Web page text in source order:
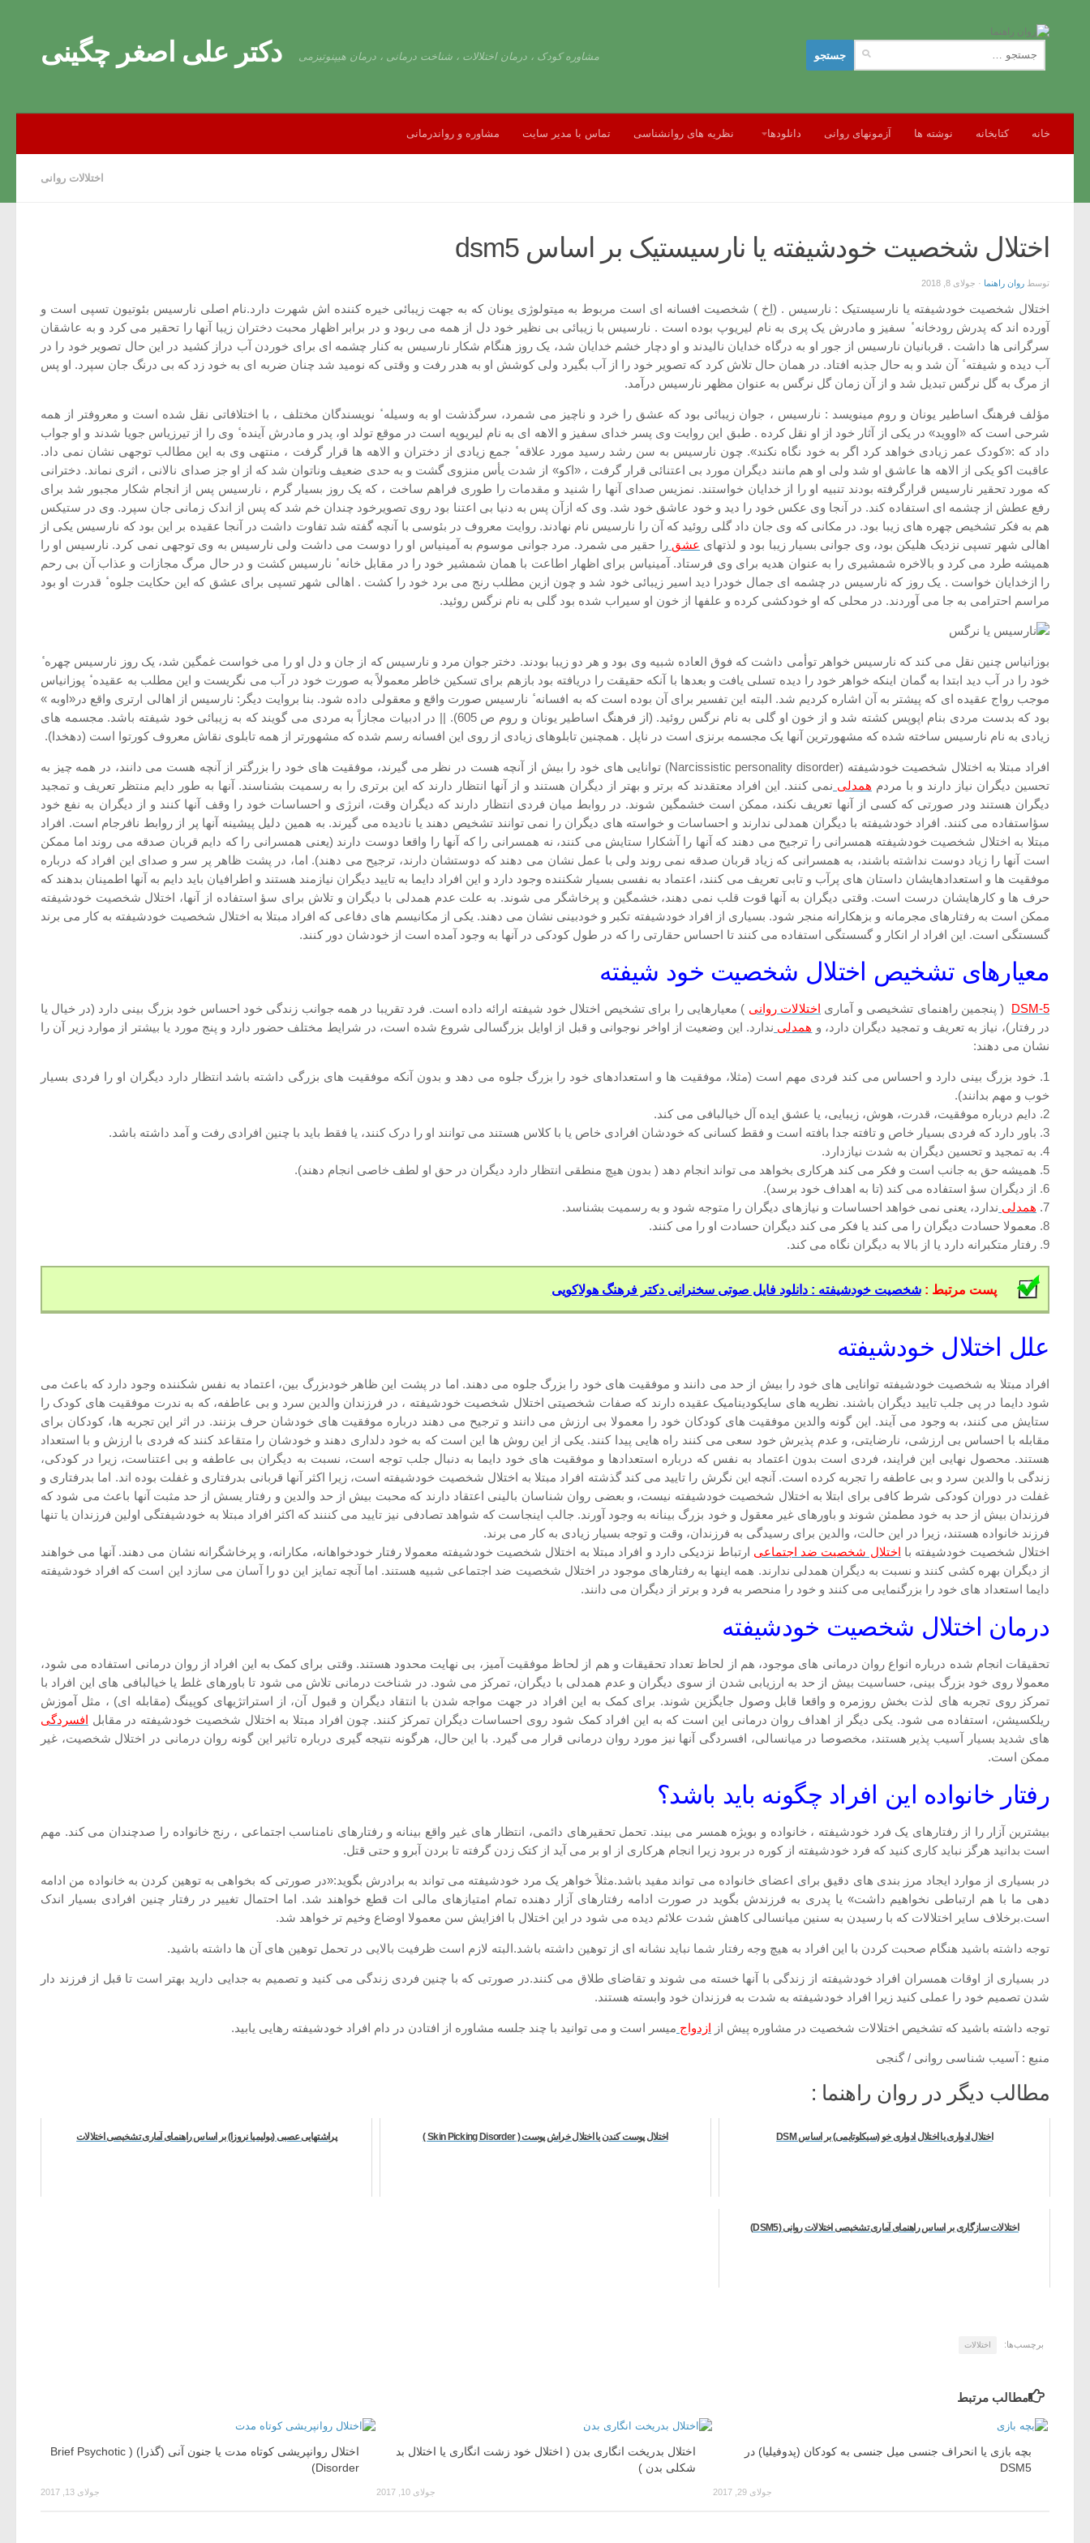
دکتر علی اصغر چگینی مشاوره کودک ، درمان اختلالات ، شناخت درمانی ، درمان هیپنوتیزمی
برای:
خانه کتابخانه نوشته ها آزمونهای روانی دانلودها نظریه های روانشناسی تماس با مدیر سایت مشاوره و رواندرمانی
اختلالات روانی
اختلال شخصیت خودشیفته یا نارسیستیک بر اساس dsm5
توسط روان راهنما · جولای 8, 2018
اختلال شخصیت خودشیفته یا نارسیستیک : نارسیس . (اِخ ) شخصیت افسانه ای است مربوط به میتولوژی یونان که به جهت زیبائی خیره کننده اش شهرت دارد.نام اصلی نارسیس بئوتیون تسپی است و
آورده اند که پدرش رودخانه ٔ سفیز و مادرش یک پری به نام لیریوپ بوده است . نارسیس با زیبائی بی نظیر خود دل از همه می ربود و در برابر اظهار محبت دختران زیبا آنها را تحقیر می کرد و به عاشقان
سرگرانی ها داشت . قربانیان نارسیس از جور او به درگاه خدایان نالیدند و او دچار خشم خدایان شد، یک روز هنگام شکار نارسیس به کنار چشمه ای برای خوردن آب دراز کشید در این حال تصویر خود را در
آب دیده و شیفته ٔ آن شد و به حال جذبه افتاد. در همان حال تلاش کرد که تصویر خود را از آب بگیرد ولی کوشش او به هدر رفت و وقتی که نومید شد چنان ضربه ای به خود زد که بی درنگ جان سپرد. او پس
از مرگ به گل نرگس تبدیل شد و از آن زمان گل نرگس به عنوان مظهر نارسیس درآمد.
مؤلف فرهنگ اساطیر یونان و روم مینویسد : نارسیس ، جوان زیبائی بود که عشق را خرد و ناچیز می شمرد، سرگذشت او به وسیله ٔ نویسندگان مختلف ، با اختلافاتی نقل شده است و معروفتر از همه
شرحی است که «اووید» در یکی از آثار خود از او نقل کرده . طبق این روایت وی پسر خدای سفیز و الاهه ای به نام لیریوپه است در موقع تولد او، پدر و مادرش آینده ٔ وی را از تیرزیاس جویا شدند و او جواب
داد که :«کودک عمر زیادی خواهد کرد اگر به خود نگاه نکند». چون نارسیس به سن رشد رسید مورد علاقه ٔ جمع زیادی از دختران و الاهه ها قرار گرفت ، منتهی وی به این مطالب توجهی نشان نمی داد.
عاقبت اکو یکی از الاهه ها عاشق او شد ولی او هم مانند دیگران مورد بی اعتنائی قرار گرفت ، «اکو» از شدت یأس منزوی گشت و به حدی ضعیف وناتوان شد که از او جز صدای نالانی ، اثری نماند. دخترانی
که مورد تحقیر نارسیس قرارگرفته بودند تنبیه او را از خدایان خواستند. نمزیس صدای آنها را شنید و مقدمات را طوری فراهم ساخت ، که یک روز بسیار گرم ، نارسیس پس از انجام شکار مجبور شد برای
رفع عطش از چشمه ای استفاده کند. در آنجا وی عکس خود را دید و خود عاشق خود شد. وی که ازآن پس به دنیا بی اعتنا بود روی تصویرخود چندان خم شد که پس از اندک زمانی جان سپرد. وی در ستیکس
هم به فکر تشخیص چهره های زیبا بود. در مکانی که وی جان داد گلی روئید که آن را نارسیس نام نهادند. روایت معروف در بئوسی با آنچه گفته شد تفاوت داشت در آنجا عقیده بر این بود که نارسیس یکی از
اهالی شهر تسپی نزدیک هلیکن بود، وی جوانی بسیار زیبا بود و لذتهای عشق را حقیر می شمرد. مرد جوانی موسوم به آمینیاس او را دوست می داشت ولی نارسیس به وی توجهی نمی کرد. نارسیس او را
همیشه طرد می کرد و بالاخره شمشیری را به عنوان هدیه برای وی فرستاد. آمینیاس برای اظهار اطاعت با همان شمشیر خود را در مقابل خانه ٔ نارسیس کشت و در حال مرگ مجازات و عذاب آن بی رحم
را ازخدایان خواست . یک روز که نارسیس در چشمه ای جمال خودرا دید اسیر زیبائی خود شد و چون ازین مطلب رنج می برد خود را کشت . اهالی شهر تسپی برای عشق که این حکایت جلوه ٔ قدرت او بود
مراسم احترامی به جا می آوردند. در محلی که او خودکشی کرده و علفها از خون او سیراب شده بود گلی به نام نرگس روئید.
بوزانیاس چنین نقل می کند که نارسیس خواهر توأمی داشت که فوق العاده شبیه وی بود و هر دو زیبا بودند. دختر جوان مرد و نارسیس که از جان و دل او را می خواست غمگین شد، یک روز نارسیس چهره ٔ
خود را در آب دید ابتدا به گمان اینکه خواهر خود را دیده تسلی یافت و بعدها با آنکه حقیقت را دریافته بود بازهم برای تسکین خاطر معمولاً به صورت خود در آب می نگریست و این مطلب به عقیده ٔ پوزانیاس
موجب رواج عقیده ای که پیشتر به آن اشاره کردیم شد. البته این تفسیر برای آن بوده است که به افسانه ٔ نارسیس صورت واقع و معقولی داده شود. بنا بروایت دیگر: نارسیس از اهالی ارتری واقع در«اوبه »
بود که بدست مردی بنام اپوپس کشته شد و از خون او گلی به نام نرگس روئید. (از فرهنگ اساطیر یونان و روم ص 605). || در ادبیات مجازاً به مردی می گویند که به زیبائی خود شیفته باشد. مجسمه های
زیادی به نام نارسیس ساخته شده که مشهورترین آنها یک مجسمه برنزی است در ناپل . همچنین تابلوهای زیادی از روی این افسانه رسم شده که مشهورتر از همه تابلوی نقاش معروف کورتوا است (دهخدا).
افراد مبتلا به اختلال شخصیت خودشیفته (Narcissistic personality disorder) توانایی های خود را بیش از آنچه هست در نظر می گیرند، موفقیت های خود را بزرگتر از آنچه هست می دانند، در همه چیز به
تحسین دیگران نیاز دارند و با مردم همدلی نمی کنند. این افراد معتقدند که برتر و بهتر از دیگران هستند و از آنها انتظار دارند که این برتری را به رسمیت بشناسند. آنها به طور دایم منتظر تعریف و تمجید
دیگران هستند ودر صورتی که کسی از آنها تعریف نکند، ممکن است خشمگین شوند. در روابط میان فردی انتظار دارند که دیگران وقت، انرژی و احساسات خود را وقف آنها کنند و از دیگران به نفع خود
سؤاستفاده می کنند. افراد خودشیفته با دیگران همدلی ندارند و احساسات و خواسته های دیگران را نمی توانند تشخیص دهند یا نادیده می گیرند. به همین دلیل پیشینه آنها پر از روابط نافرجام است. افراد
مبتلا به اختلال شخصیت خودشیفته همسرانی را ترجیح می دهند که آنها را آشکارا ستایش می کنند، نه همسرانی را که آنها را واقعا دوست دارند (یعنی همسرانی را که دایم قربان صدقه می روند اما ممکن
است آنها را زیاد دوست نداشته باشند، به همسرانی که زیاد قربان صدقه نمی روند ولی با عمل نشان می دهند که دوستشان دارند، ترجیح می دهند). اما، در پشت ظاهر پر سر و صدای این افراد که درباره
موفقیت ها و استعدادهایشان داستان های پرآب و تابی تعریف می کنند، اعتماد به نفسی بسیار شکننده وجود دارد و این افراد دایما به تایید دیگران نیازمند هستند و اطرافیان باید دایم به آنها اطمینان بدهند که
حرف ها و کارهایشان درست است. وقتی دیگران به آنها قوت قلب نمی دهند، خشمگین و پرخاشگر می شوند. به علت عدم همدلی با دیگران و تلاش برای سؤ استفاده از آنها، اختلال شخصیت خودشیفته
ممکن است به رفتارهای مجرمانه و بزهکارانه منجر شود. بسیاری از افراد خودشیفته تکبر و خودبینی نشان می دهند. یکی از مکانیسم های دفاعی که افراد مبتلا به اختلال شخصیت خودشیفته به کار می برند
گسستگی است. این افراد ار انکار و گسستگی استفاده می کنند تا احساس حقارتی را که در طول کودکی در آنها به وجود آمده است از خودشان دور کنند.
معیارهای تشخیص اختلال شخصیت خود شیفته
DSM-5 ( پنجمین راهنمای تشخیصی و آماری اختلالات روانی ) معیارهایی را برای تشخیص اختلال خود شیفته ارائه داده است. فرد تقریبا در همه جوانب زندگی خود احساس خود بزرگ بینی دارد (در خیال یا
در رفتار)، نیاز به تعریف و تمجید دیگران دارد، و همدلی ندارد. این وضعیت از اواخر نوجوانی و قبل از اوایل بزرگسالی شروع شده است، در شرایط مختلف حضور دارد و پنج مورد یا بیشتر از موارد زیر آن را
نشان می دهند:
1. خود بزرگ بینی دارد و احساس می کند فردی مهم است (مثلا، موفقیت ها و استعدادهای خود را بزرگ جلوه می دهد و بدون آنکه موفقیت های بزرگی داشته باشد انتظار دارد دیگران او را فردی بسیار
خوب و مهم بدانند).
2. دایم درباره موفقیت، قدرت، هوش، زیبایی، یا عشق ایده آل خیالبافی می کند.
3. باور دارد که فردی بسیار خاص و تافته جدا بافته است و فقط کسانی که خودشان افرادی خاص یا با کلاس هستند می توانند او را درک کنند، یا فقط باید با چنین افرادی رفت و آمد داشته باشد.
4. به تمجید و تحسین دیگران به شدت نیازدارد.
5. همیشه حق به جانب است و فکر می کند هرکاری بخواهد می تواند انجام دهد ( بدون هیچ منطقی انتظار دارد دیگران در حق او لطف خاصی انجام دهند).
6. از دیگران سؤ استفاده می کند (تا به اهداف خود برسد).
7. همدلی ندارد، یعنی نمی خواهد احساسات و نیازهای دیگران را متوجه شود و به رسمیت بشناسد.
8. معمولا حسادت دیگران را می کند یا فکر می کند دیگران حسادت او را می کنند.
9. رفتار متکبرانه دارد یا از بالا به دیگران نگاه می کند.
پست مرتبط :شخصیت خودشیفته : دانلود فایل صوتی سخنرانی دکتر فرهنگ هولاکویی
علل اختلال خودشیفته
افراد مبتلا به شخصیت خودشیفته توانایی های خود را بیش از حد می دانند و موفقیت های خود را بزرگ جلوه می دهند. اما در پشت این ظاهر خودبزرگ بین، اعتماد به نفس شکننده وجود دارد که باعث می
شود دایما در پی جلب تایید دیگران باشند. نظریه های سایکودینامیک عقیده دارند که صفات شخصیتی اختلال شخصیت خودشیفته ، در فرزندان والدین سرد و بی عاطفه، که به ندرت موفقیت های کودک را
ستایش می کنند، به وجود می آیند. این گونه والدین موفقیت های کودکان خود را معمولا بی ارزش می دانند و ترجیح می دهند درباره موفقیت های خودشان حرف بزنند. در اثر این تجربه ها، کودکان برای
مقابله با احساس بی ارزشی، نارضایتی، و عدم پذیرش خود سعی می کنند راه هایی پیدا کنند. یکی از این روش ها این است که به خود دلداری دهند و خودشان را متقاعد کنند که فردی با ارزش و با استعداد
هستند. محصول نهایی این فرایند، فردی است بدون اعتماد به نفس که درباره استعدادها و موفقیت های خود دایما به دنبال جلب توجه است، نسبت به دیگران بی عاطفه و بی اعتناست، زیرا در کودکی،
زندگی با والدین سرد و بی عاطفه را تجربه کرده است. آنچه این نگرش را تایید می کند گذشته افراد مبتلا به اختلال شخصیت خودشیفته است، زیرا اکثر آنها قربانی بدرفتاری و غفلت بوده اند. اما بدرفتاری و
غفلت در دوران کودکی شرط کافی برای ابتلا به اختلال شخصیت خودشیفته نیست، و بعضی روان شناسان بالینی اعتقاد دارند که محبت بیش از حد والدین و رفتار یسش از حد مثبت آنها باعث می شود که
فرزندان بیش از حد به خود مطمئن شوند و باورهای غیر معقول و خود بزرگ بینانه به وجود آورند. جالب اینجاست که شواهد تصادفی نیز تایید می کننند که اکثر افراد مبتلا به خودشیفتگی اولین فرزندان یا تنها
فرزند خانواده هستند، زیرا در این حالت، والدین برای رسیدگی به فرزندان، وقت و توجه بسیار زیادی به کار می برند.
اختلال شخصیت خودشیفته با اختلال شخصیت ضد اجتماعی ارتباط نزدیکی دارد و افراد مبتلا به اختلال شخصیت خودشیفته معمولا رفتار خودخواهانه، مکارانه، و پرخاشگرانه نشان می دهند. آنها می خواهند
از دیگران بهره کشی کنند و نسبت به دیگران همدلی ندارند. همه اینها به رفتارهای موجود در اختلال شخصیت ضد اجتماعی شبیه هستند. اما آنچه تمایز این دو را آسان می سازد این است که افراد خودشیفته
دایما استعداد های خود را بزرگنمایی می کنند و خود را منحصر به فرد و برتر از دیگران می دانند.
درمان اختلال شخصیت خودشیفته
تحقیقات انجام شده درباره انواع روان درمانی های موجود، هم از لحاظ تعداد تحقیقات و هم از لحاظ موفقیت آمیز، بی نهایت محدود هستند. وقتی برای کمک به این افراد از روان درمانی استفاده می شود،
معمولا روی خود بزرگ بینی، حساسیت بیش از حد به ارزیابی شدن از سوی دیگران و عدم همدلی با دیگران، تمرکز می شود. در شناخت درمانی تلاش می شود تا باورهای غلط یا خیالبافی های این افراد با
تمرکز روی تجربه های لذت بخش روزمره و واقعا قابل وصول جایگزین شوند. برای کمک به این افراد در جهت مواجه شدن با انتقاد دیگران و قبول آن، از استراتژیهای کوپینگ (مقابله ای) ، مثل آموزش
ریلکسیشن، استفاده می شود. یکی دیگر از اهداف روان درمانی این است که به این افراد کمک شود روی احساسات دیگران تمرکز کنند. چون افراد مبتلا به اختلال شخصیت خودشیفته در مقابل
افسردگی
های شدید بسیار آسیب پذیر هستند، مخصوصا در میانسالی، افسردگی آنها نیز مورد روان درمانی قرار می گیرد. با این حال، هرگونه نتیجه گیری درباره تاثیر این گونه روان درمانی در اختلال شخصیت، غیر
ممکن است.
رفتار خانواده این افراد چگونه باید باشد؟
بیشترین آزار را از رفتارهای یک فرد خودشیفته ، خانواده و بویژه همسر می بیند. تحمل تحقیرهای دائمی، انتظار های غیر واقع بینانه و رفتارهای نامناسب اجتماعی ، رنج خانواده را صدچندان می کند. مهم
است بدانید هرگز نباید کاری کنید که فرد خودشیفته از کوره در برود زیرا انجام هرکاری از او بر می آید از کتک زدن گرفته تا بردن آبرو و حتی قتل.
در بسیاری از موارد ایجاد مرز بندی های دقیق برای اعضای خانواده می تواند مفید باشد.مثلاً خواهر یک مرد خودشیفته می تواند به برادرش بگوید:«در صورتی که بخواهی به توهین کردن به خانواده من ادامه
دهی ما با هم ارتباطی نخواهیم داشت» یا پدری به فرزندش بگوید در صورت ادامه رفتارهای آزار دهنده تمام امتیازهای مالی ات قطع خواهند شد. اما احتمال تغییر در رفتار چنین افرادی بسیار اندک
است.برخلاف سایر اختلالات که با رسیدن به سنین میانسالی کاهش شدت علائم دیده می شود در این اختلال با افزایش سن معمولا اوضاع وخیم تر خواهد شد.
توجه داشته باشید هنگام صحبت کردن با این افراد به هیچ وجه رفتار شما نباید نشانه ای از توهین داشته باشد.البته لازم است ظرفیت بالایی در تحمل توهین های آن ها داشته باشید.
در بسیاری از اوقات همسران افراد خودشیفته از زندگی با آنها خسته می شوند و تقاضای طلاق می کنند.در صورتی که با چنین فردی زندگی می کنید و تصمیم به جدایی دارید بهتر است تا قبل از فرزند دار
شدن تصمیم خود را عملی کنید زیرا افراد خودشیفته به شدت به فرزندان خود وابسته هستند.
توجه داشته باشید که تشخیص اختلالات شخصیت در مشاوره پیش از ازدواج میسر است و می توانید با چند جلسه مشاوره از افتادن در دام افراد خودشیفته رهایی یابید.
منبع : آسیب شناسی روانی / گنجی
مطالب دیگر در روان راهنما :
اختلال ادواری یا اختلال ادواری خو (سیکلوتایمی) بر اساس DSM اختلال پوست کندن یا اختلال خراش پوست ( Skin Picking Disorder ) پراشتهایی عصبی (بولیمیا نروزا) بر اساس راهنمای آماری تشخیصی اختلالات
اختلالات سازگاری بر اساس راهنمای آماری تشخیصی اختلالات روانی (DSM5)
برچسب‌ها: اختلالات
مطالب مرتبط
اختلال روان­پریشی کوتاه مدت یا جنون آنی (گذرا) ( Brief Psychotic
Disorder)
جولای 13, 2017
اختلال بدریخت انگاری بدن ( اختلال خود زشت‌ انگاری یا اختلال بد
شکلی بدن )
جولای 10, 2017
بچه بازی یا انحراف جنسی میل جنسی به کودکان (پدوفیلیا) در
DSM5
جولای 29, 2017